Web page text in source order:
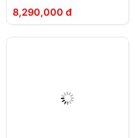
8,290,000 đ